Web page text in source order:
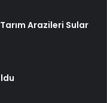
Arazileri Sular